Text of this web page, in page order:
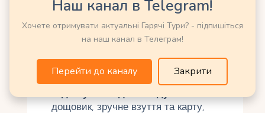
Щорічні фестивалі, такі як Clonmel Junction
Festival, наголошують на творчому духі регіону,
залучаючи музикантів, художників та туристів.
Поради для туристів
дощовик, зручне взуття та карту,
Наш канал в Telegram!
Хочете отримувати актуальні Гарячі Тури? - підпишіться
на наш канал в Телеграм!
Перейти до каналу Закрити